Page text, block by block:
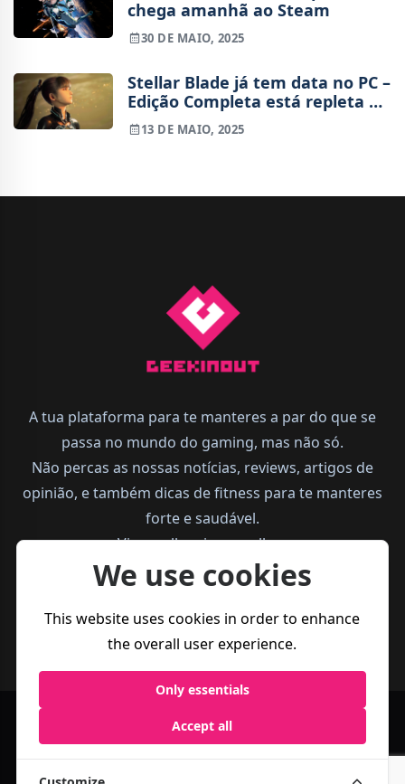
chega amanhã ao Steam
30 DE MAIO, 2025
Stellar Blade já tem data no PC –
Edição Completa está repleta de
extras
13 DE MAIO, 2025
A tua plataforma para te manteres a par do que se
passa no mundo do gaming, mas não só.
Não percas as nossas notícias, reviews, artigos de
opinião, e também dicas de fitness para te manteres
forte e saudável.
Vive melhor, joga melhor.
Business
Política de
We use cookies
This website uses cookies in order to enhance
the overall user experience.
Only essentials
Accept all